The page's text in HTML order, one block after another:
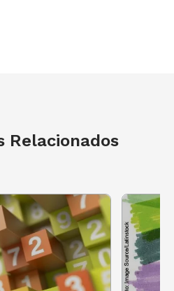
Relacionados